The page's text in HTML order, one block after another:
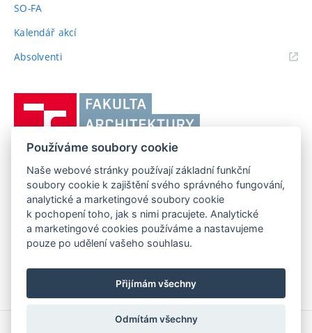
SO-FA
Kalendář akcí
Absolventi(externí
učení
Brně,
Fakulta
architektury
FAKULTA ARCHITEKTURY VUT V BRNĚ
Poříčí 273/5, 639 00 Brno
Telefon: 54114 6600
www.fa.vutbr.cz
info@fa.vutbr.cz
Používáme soubory cookie
Naše webové stránky používají základní funkční
soubory cookie k zajištění svého správného fungování,
analytické a marketingové soubory cookie
k pochopení toho, jak s nimi pracujete. Analytické
a marketingové cookies používáme a nastavujeme
pouze po udělení vašeho souhlasu.
Přijímám všechny
Odmítám všechny